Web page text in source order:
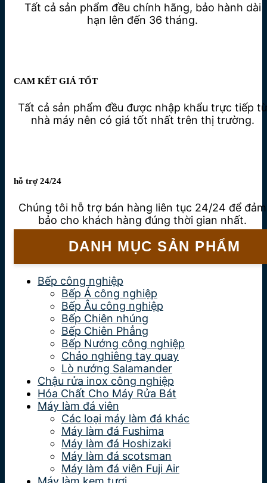
Tất cả sản phẩm đều chính hãng, bảo hành dài
hạn lên đến 36 tháng.
CAM KẾT GIÁ TỐT
Tất cả sản phẩm đều được nhập khẩu trực tiếp từ
nhà máy nên có giá tốt nhất trên thị trường.
hỗ trợ 24/24
Chúng tôi hỗ trợ bán hàng liên tục 24/24 để đảm
bảo cho khách hàng đúng thời gian nhất.
DANH MỤC SẢN PHẨM
Bếp công nghiệp
Bếp Á công nghiệp
Bếp Âu công nghiệp
Bếp Chiên nhúng
Bếp Chiên Phẳng
Bếp Nướng công nghiệp
Chảo nghiêng tay quay
Lò nướng Salamander
Chậu rửa inox công nghiệp
Hóa Chất Cho Máy Rửa Bát
Máy làm đá viên
Các loại máy làm đá khác
Máy làm đá Fushima
Máy làm đá Hoshizaki
Máy làm đá scotsman
Máy làm đá viên Fuji Air